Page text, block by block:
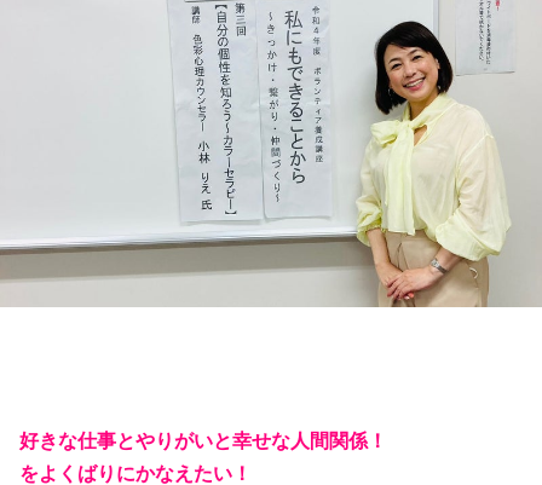
好きな仕事とやりがいと幸せな人間関係！
をよくばりにかなえたい！